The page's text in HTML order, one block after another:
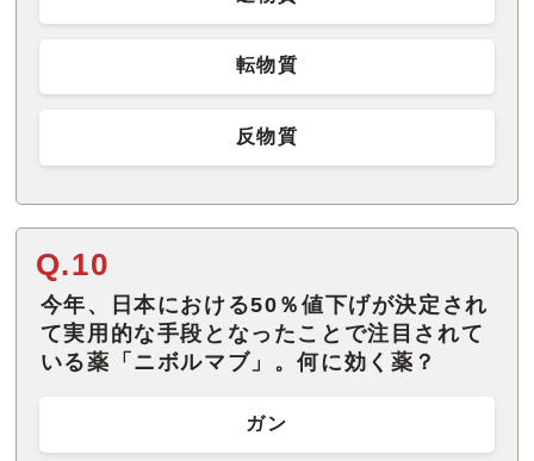
転物質
反物質
Q.10
今年、日本における50％値下げが決定され
て実用的な手段となったことで注目されて
いる薬「ニボルマブ」。何に効く薬？
ガン